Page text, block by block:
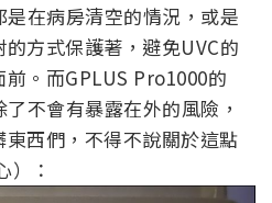
在病房清空的情況，或是
方式保護著，避免UVC的
。而GPLUS Pro1000的
不會有暴露在外的風險，
西們，不得不說關於這點
）：